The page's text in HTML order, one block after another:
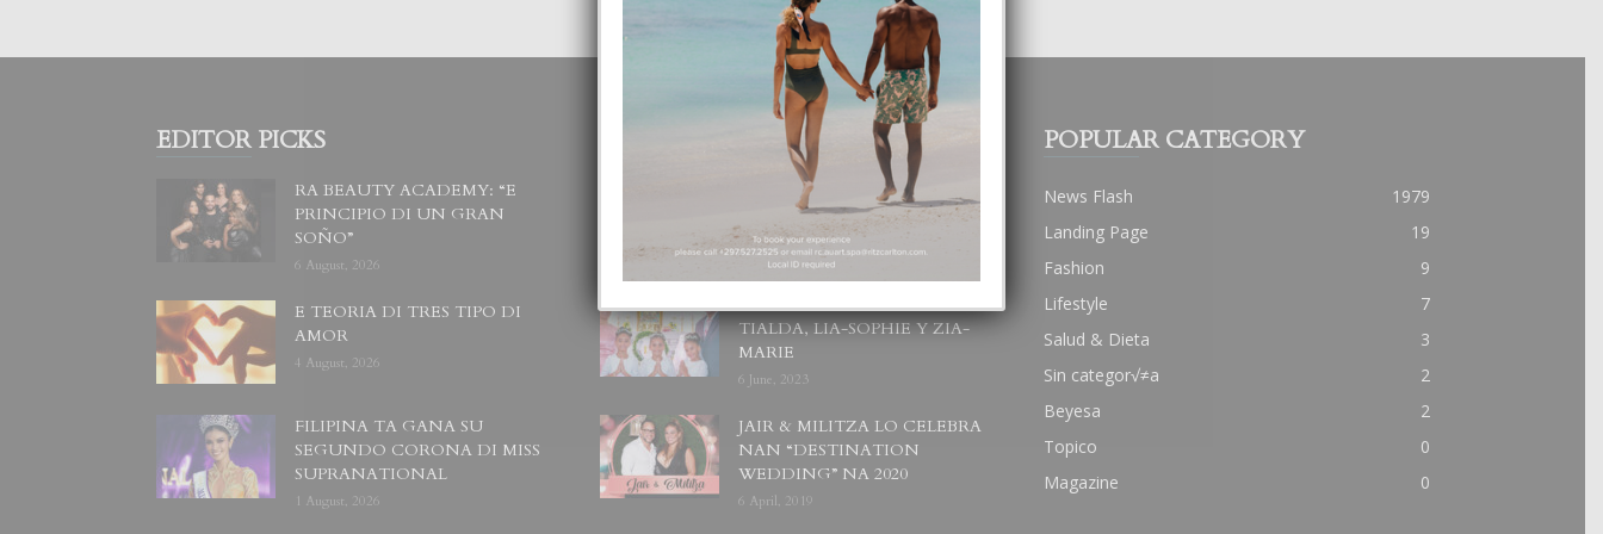
EDITOR PICKS
RA BEAUTY ACADEMY: “E
PRINCIPIO DI UN GRAN
SOÑO”
6 August, 2026
E TEORIA DI TRES TIPO DI
AMOR
4 August, 2026
FILIPINA TA GANA SU
SEGUNDO CORONA DI MISS
SUPRANATIONAL
1 August, 2026
POPULAR POSTS
BODA MANSUR
3 December, 2019
UN DIA INOLVIDABEL PA
TIALDA, LIA-SOPHIE Y ZIA-
MARIE
6 June, 2023
JAIR & MILITZA LO CELEBRA
NAN “DESTINATION
WEDDING” NA 2020
6 April, 2019
POPULAR CATEGORY
News Flash
1979
Landing Page
19
Fashion
9
Lifestyle
7
Salud & Dieta
3
Sin categor√≠a
2
Beyesa
2
Topico
0
Magazine
0